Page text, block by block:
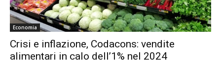
Economia
Crisi e inflazione, Codacons: vendite
alimentari in calo dell’1% nel 2024